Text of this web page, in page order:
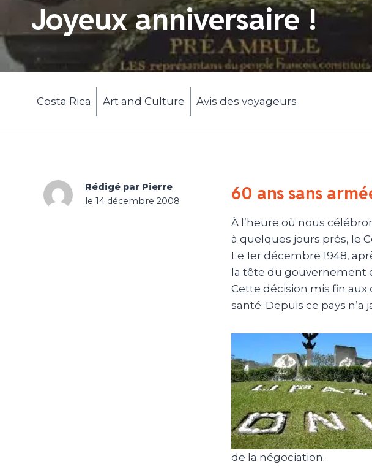
Joyeux anniversaire !
Costa Rica Art and Culture Avis des voyageurs
Rédigé par Pierre
le 14 décembre 2008
60 ans sans
À l’heure où nous
à quelques jours près, le
Le 1er décembre 1948,
la tête du gouvernement
Cette décision mis fin aux
santé. Depuis ce pays
de la négociation.